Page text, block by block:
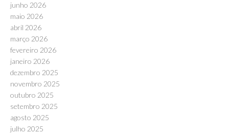
junho 2026
maio 2026
abril 2026
março 2026
fevereiro 2026
janeiro 2026
dezembro 2025
novembro 2025
outubro 2025
setembro 2025
agosto 2025
julho 2025